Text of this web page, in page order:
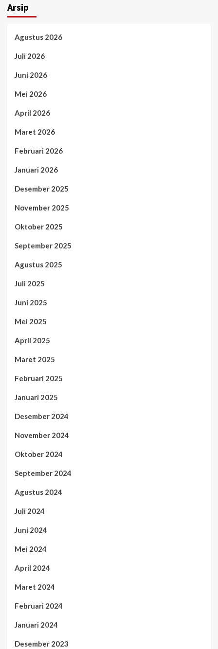
Arsip
Agustus 2026
Juli 2026
Juni 2026
Mei 2026
April 2026
Maret 2026
Februari 2026
Januari 2026
Desember 2025
November 2025
Oktober 2025
September 2025
Agustus 2025
Juli 2025
Juni 2025
Mei 2025
April 2025
Maret 2025
Februari 2025
Januari 2025
Desember 2024
November 2024
Oktober 2024
September 2024
Agustus 2024
Juli 2024
Juni 2024
Mei 2024
April 2024
Maret 2024
Februari 2024
Januari 2024
Desember 2023